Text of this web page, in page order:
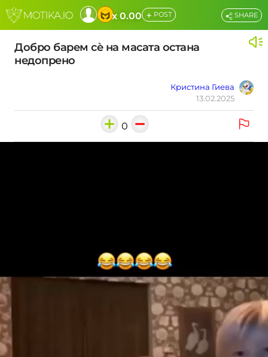
x 0.00 + POST
Добро барем сѐ на масата остана
недопрено
Кристина Гиева
13.02.2025
SHARE
0